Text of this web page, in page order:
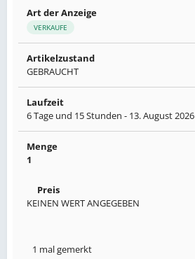
Art der Anzeige
VERKAUFE
Artikelzustand
GEBRAUCHT
Laufzeit
6 Tage und 15 Stunden - 13. August 2026
Menge
1
Preis
KEINEN WERT ANGEGEBEN
1 mal gemerkt